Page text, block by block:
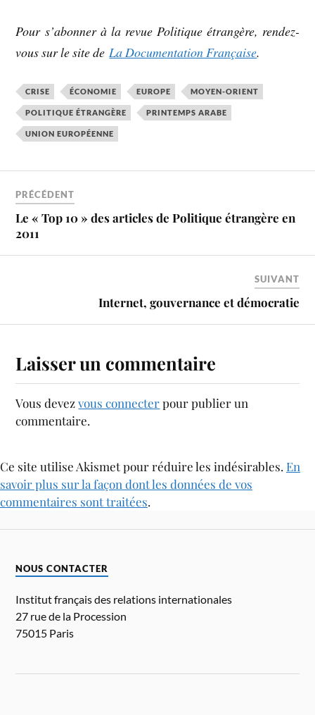
Pour s’abonner à la revue Politique étrangère, rendez-
vous sur le site de La Documentation Française.
CRISE ÉCONOMIE EUROPE MOYEN-ORIENT
POLITIQUE ÉTRANGÈRE PRINTEMPS ARABE
UNION EUROPÉENNE
PRÉCÉDENT
Le « Top 10 » des articles de Politique étrangère en
2011
SUIVANT
Internet, gouvernance et démocratie
Laisser un commentaire
Vous devezvous connecterpour publier un
commentaire.
Ce site utilise Akismet pour réduire les indésirables. En
savoir plus sur la façon dont les données de vos
commentaires sont traitées.
NOUS CONTACTER
Institut français des relations internationales
27 rue de la Procession
75015 Paris